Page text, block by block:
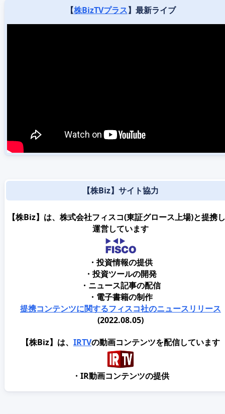
【株BizTVプラス】最新ライブ
【株Biz】サイト協力
【株Biz】は、株式会社フィスコ(東証グロース上場)と提携
運営しています
・投資情報の提供
・投資ツールの開発
・ニュース記事の配信
・電子書籍の制作
提携コンテンツに関するフィスコ社のニュースリリース
(2022.08.05)
【株Biz】は、 IRTVの動画コンテンツを配信しています
・IR動画コンテンツの提供